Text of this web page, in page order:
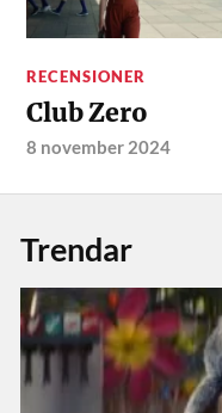
RECENSIONER
Club Zero
8 november 2024
Trendar